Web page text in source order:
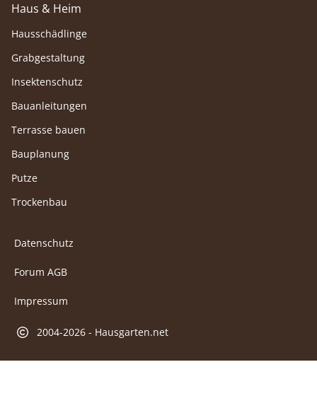
Haus & Heim
Hausschädlinge
Grabgestaltung
Insektenschutz
Bauanleitungen
Terrasse bauen
Bauplanung
Putze
Trockenbau
Datenschutz
Forum AGB
Impressum
2004-2026 - Hausgarten.net